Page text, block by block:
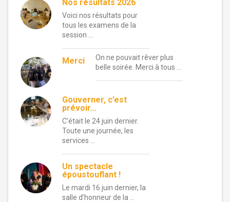
Nos résultats 2026
Voici nos résultats pour
tous les examens de la
session …
Merci
On ne pouvait rêver plus
belle soirée. Merci à tous …
Gouverner, c’est
prévoir…
C’était le 24 juin dernier.
Toute une journée, les
services …
Un spectacle
époustouflant !
Le mardi 16 juin dernier, la
salle d’honneur de la …